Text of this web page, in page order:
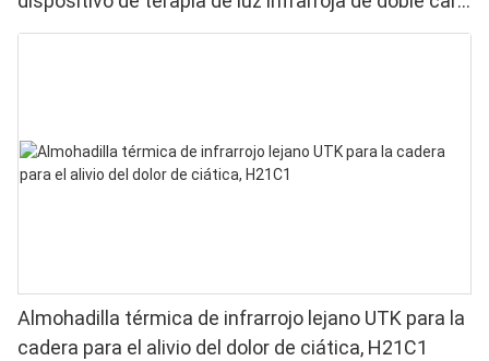
para aliviar el dolor de dedos y muñecas. LED de
Almohadilla térmica de infrarrojo lejano UTK para la
cadera para el alivio del dolor de ciática, H21C1